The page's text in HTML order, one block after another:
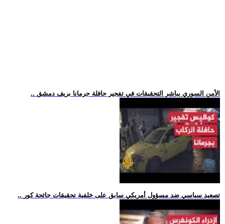
.. الأمن السوري يباشر التحقيقات في تفجير حافلة جرمانا بريف دمشق
.. تصعيد سياسي ضد مسؤول أمريكي سابق على خلفية تحقيقات جائحة كور